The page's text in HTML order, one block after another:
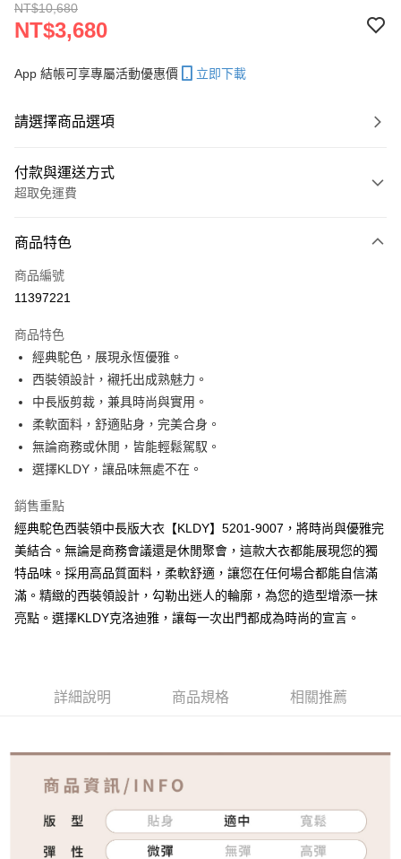
NT$10,680
NT$3,680
App 結帳可享專屬活動優惠價 立即下載
請選擇商品選項
付款與運送方式
超取免運費
信用卡一次付款
超商取貨付款
運送方式
全家取貨付款
免運費
付款後全家取貨
免運費
7-11取貨付款
免運費
付款後7-11取貨
免運費
宅配
商品特色
商品編號
11397221
商品特色
經典駝色，展現永恆優雅。
西裝領設計，襯托出成熟魅力。
中長版剪裁，兼具時尚與實用。
柔軟面料，舒適貼身，完美合身。
無論商務或休閒，皆能輕鬆駕馭。
選擇KLDY，讓品味無處不在。
銷售重點
經典駝色西裝領中長版大衣【KLDY】5201-9007，將時尚與優雅完
美結合。無論是商務會議還是休閒聚會，這款大衣都能展現您的獨
特品味。採用高品質面料，柔軟舒適，讓您在任何場合都能自信滿
滿。精緻的西裝領設計，勾勒出迷人的輪廓，為您的造型增添一抹
亮點。選擇KLDY克洛迪雅，讓每一次出門都成為時尚的宣言。
詳細說明 商品規格 相關推薦